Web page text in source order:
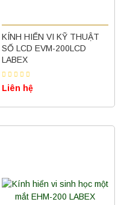
KÍNH HIỂN VI KỸ THUẬT
SỐ LCD EVM-200LCD
LABEX
Liên hệ